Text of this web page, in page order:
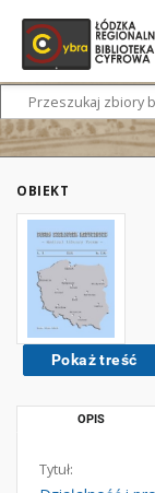
OBIEKT
Pokaż treść
OPIS
Tytuł: